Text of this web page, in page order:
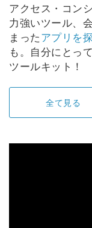
アクセス・コン
力強いツール、
まったアプリを
も。自分にとっ
ツールキット！
全て見る